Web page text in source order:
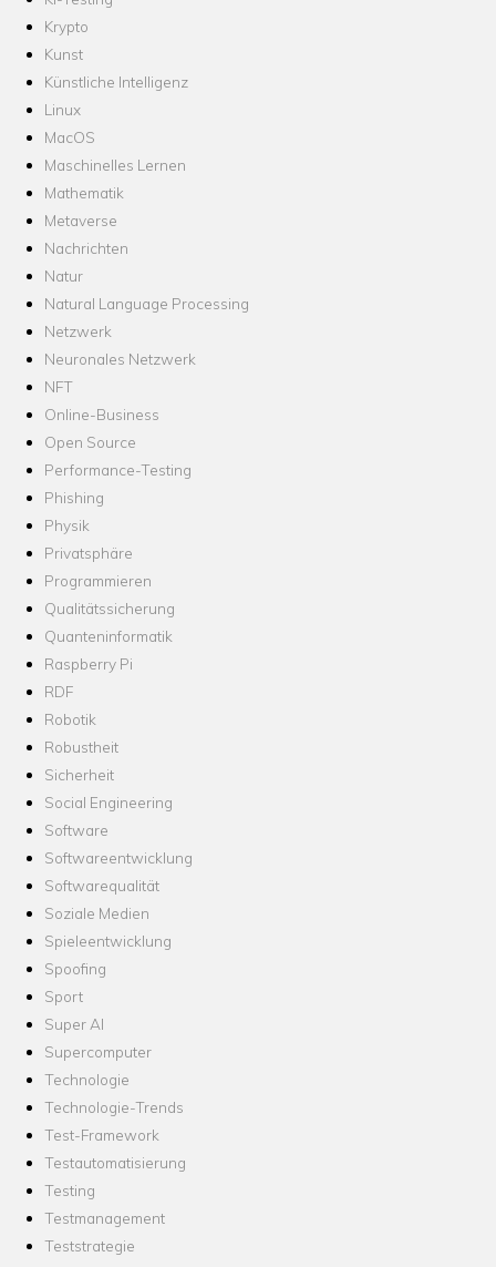
Krypto
Kunst
Künstliche Intelligenz
Linux
MacOS
Maschinelles Lernen
Mathematik
Metaverse
Nachrichten
Natur
Natural Language Processing
Netzwerk
Neuronales Netzwerk
NFT
Online-Business
Open Source
Performance-Testing
Phishing
Physik
Privatsphäre
Programmieren
Qualitätssicherung
Quanteninformatik
Raspberry Pi
RDF
Robotik
Robustheit
Sicherheit
Social Engineering
Software
Softwareentwicklung
Softwarequalität
Soziale Medien
Spieleentwicklung
Spoofing
Sport
Super AI
Supercomputer
Technologie
Technologie-Trends
Test-Framework
Testautomatisierung
Testing
Testmanagement
Teststrategie